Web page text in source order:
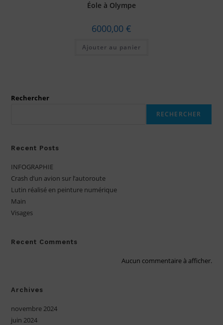
Éole à Olympe
6000,00 €
Ajouter au panier
Rechercher
RECHERCHER
Recent Posts
INFOGRAPHIE
Crash d’un avion sur l’autoroute
Lutin réalisé en peinture numérique
Main
Visages
Recent Comments
Aucun commentaire à afficher.
Archives
novembre 2024
juin 2024